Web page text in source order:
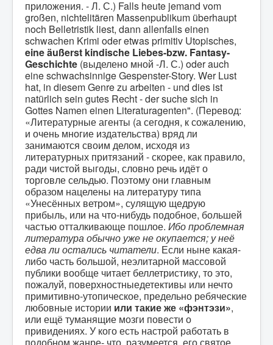
приложения. - Л. С.) Falls heute jemand vom
großen, nichtelitären Massenpublikum überhaupt
noch Belletristik liest, dann allenfalls einen
schwachen Krimi oder etwas primitiv Utopisches,
eine äußerst kindische Liebes-bzw. Fantasy-
Geschichte (выделено мной -Л. С.) oder auch
eine schwachsinnige Gespenster-Story. Wer Lust
hat, in diesem Genre zu arbeiten - und dies ist
natürlich sein gutes Recht - der suche sich in
Gottes Namen einen Literaturagenten". (Перевод:
«Литературные агенты (а сегодня, к сожалению,
и очень многие издательства) вряд ли
занимаются своим делом, исходя из
литературных притязаний - скорее, как правило,
ради чистой выгоды, словно речь идёт о
торговле сельдью. Поэтому они главным
образом нацелены на литературу типа
«Унесённых ветром», сулящую щедрую
прибыль, или на что-нибудь подобное, большей
частью отталкивающе пошлое. Ибо проблемная
литература обычно уже не окупается; у неё
едва ли остались читатели. Если ныне какая-
либо часть большой, неэлитарной массовой
публики вообще читает беллетристику, то это,
пожалуй, поверхностныедетективы или нечто
примитивно-утопическое, предельно ребяческие
любовные истории или такие же «фэнтэзи»,
или ещё туманящие мозги повести о
привидениях. У кого есть настрой работать в